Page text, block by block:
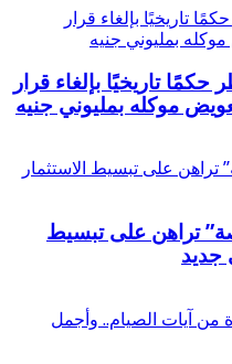
تاريخيًا بإلغاء قرار
موكله بمليوني جنيه
تراهن على تبسيط
جديد